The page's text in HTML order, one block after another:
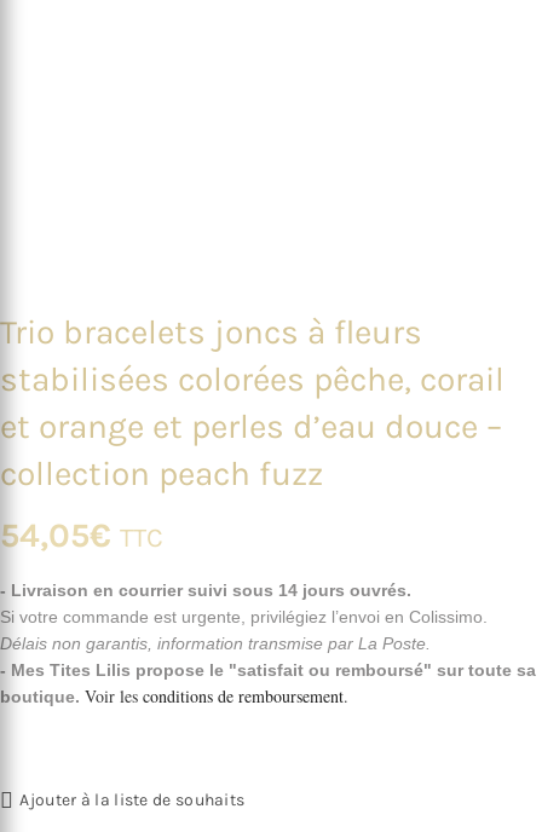
Trio bracelets joncs à fleurs
stabilisées colorées pêche, corail
et orange et perles d’eau douce –
collection peach fuzz
54,05€ TTC
- Livraison en courrier suivi sous 14 jours ouvrés.
Si votre commande est urgente, privilégiez l’envoi en Colissimo.
Délais non garantis, information transmise par La Poste.
- Mes Tites Lilis propose le "satisfait ou remboursé" sur toute sa
boutique. Voir les conditions de remboursement.
Ajouter à la liste de souhaits